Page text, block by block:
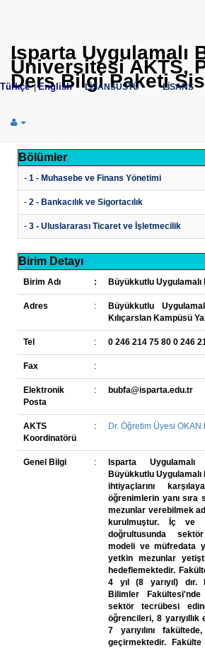
Isparta Uygulamalı
Üniversitesi AKTS,
Ders Bilgi Paketi
Türkçe|English LİSANSÜSTÜ LİSANS
Bölümler
- 1 - Muhasebe ve Finans Yönetimi
- 2 - Bankacılık ve Sigortacılık
- 3 - Uluslararası Ticaret ve İşletmecilik
Birim Detayı
Birim Adı : Büyükkutlu
Adres :
Büyükkutlu
Kılıçarslan Kampüsü
Tel : 0 246 214 75 80 0 246
Fax :
Elektronik
Posta
: bubfa@isparta.edu.tr
AKTS
Koordinatörü
: Dr. Öğretim Üyesi OKAN
Genel Bilgi :
Isparta
Büyükkutlu
ihtiyaçlarını
öğrenimlerin yanı
mezunlar verebilmek
kurulmuştur. İç ve
doğrultusunda
modeli ve müfredata
yetkin mezunlar
hedeflemektedir.
4 yıl (8 yarıyıl) dır.
Bilimler
sektör tecrübesi
öğrencileri, 8
7 yarıyılını
geçirmektedir. Fakülte